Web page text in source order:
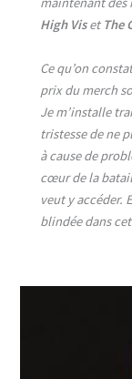
High Viset The
Ce qu’on
prix du merch
Je m’installe
tristesse de ne
à cause de
cœur de la
veut y accéder.
blindée dans